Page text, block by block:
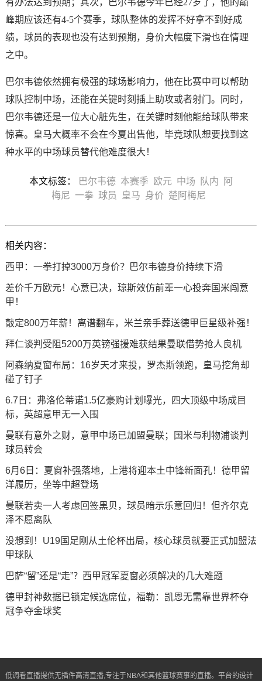
有办法达到预期；其次，巴尔韦德今年已经27岁了，他的巅
峰期应该还有4-5个赛季，球队整体的发挥不好拿不到好成
绩，球员的表现也没有达到预期，身价大幅度下滑也在情理
之中。
巴尔韦德依然拥有极强的球场影响力，他在比赛中可以帮助
球队控制中场，还能在关键时刻插上助攻或者射门。同时，
巴尔韦德还是一位大心脏先生，在关键时刻他能给球队带来
惊喜。皇马大概率不会在今夏出售他，毕竟球队想要找到这
种水平的中场球员替代他难度很大！
本文标签： 巴尔韦德 本赛季 欧元 中场 队内
阿
梅尼 一拳 球员 皇马 身价 楚阿梅尼
相关内容：
西甲：一拳打掉3000万身价？巴尔韦德身价持续下滑
差价千万欧元！心意已决，琼斯效仿前辈一心投奔国米闯意
甲！
敲定800万年薪！离谱翻车，米兰亲手葬送德甲巨星级补强！
拜仁谈判受阻5200万英镑强援难获结果曼联借势抢人良机
阿森纳夏窗布局：16岁天才来投，罗杰斯领跑，皇马挖角却
碰了钉子
6.7日：弗洛伦蒂诺1.5亿豪购计划曝光，四大顶级中场成目
标，英超意甲无一入围
曼联有意外之财，意甲中场已加盟曼联；国米与利物浦谈判
球员转会
6月6日：夏窗补强落地，上港将迎本土中锋新面孔！德甲留
洋履历，坐等中超登场
曼联若卖一人考虑回签黑贝，球员暗示乐意回归！但齐尔克
泽不愿离队
没想到！U19国足刚从土伦杯出局，核心球员就要正式加盟法
甲球队
巴萨“留”还是“走”？西甲冠军夏窗必须解决的几大难题
德甲封神数据已锁定候选席位，福勒：凯恩无需靠世界杯夺
冠争夺金球奖
低调看直播提供无插件高清直播,专注于NBA和其他篮球赛事的直播。平台的设计